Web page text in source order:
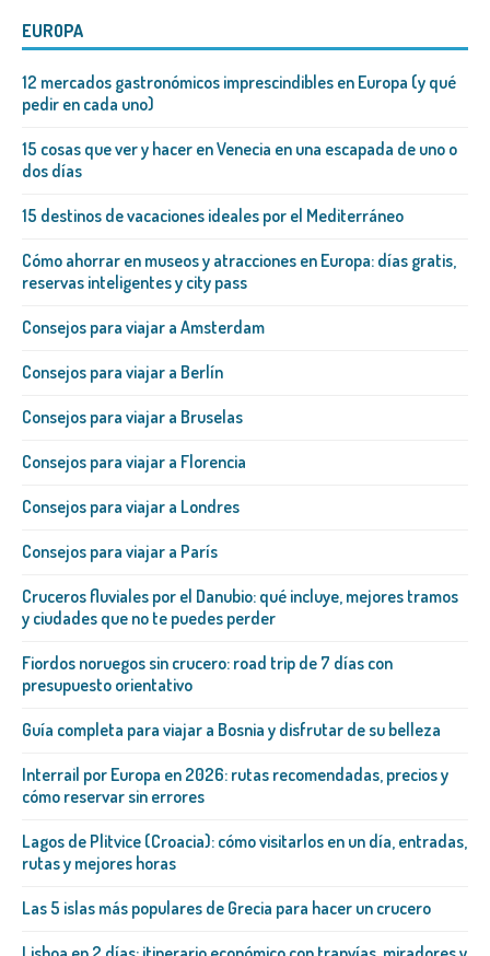
EUROPA
12 mercados gastronómicos imprescindibles en Europa (y qué
pedir en cada uno)
15 cosas que ver y hacer en Venecia en una escapada de uno o
dos días
15 destinos de vacaciones ideales por el Mediterráneo
Cómo ahorrar en museos y atracciones en Europa: días gratis,
reservas inteligentes y city pass
Consejos para viajar a Amsterdam
Consejos para viajar a Berlín
Consejos para viajar a Bruselas
Consejos para viajar a Florencia
Consejos para viajar a Londres
Consejos para viajar a París
Cruceros fluviales por el Danubio: qué incluye, mejores tramos
y ciudades que no te puedes perder
Fiordos noruegos sin crucero: road trip de 7 días con
presupuesto orientativo
Guía completa para viajar a Bosnia y disfrutar de su belleza
Interrail por Europa en 2026: rutas recomendadas, precios y
cómo reservar sin errores
Lagos de Plitvice (Croacia): cómo visitarlos en un día, entradas,
rutas y mejores horas
Las 5 islas más populares de Grecia para hacer un crucero